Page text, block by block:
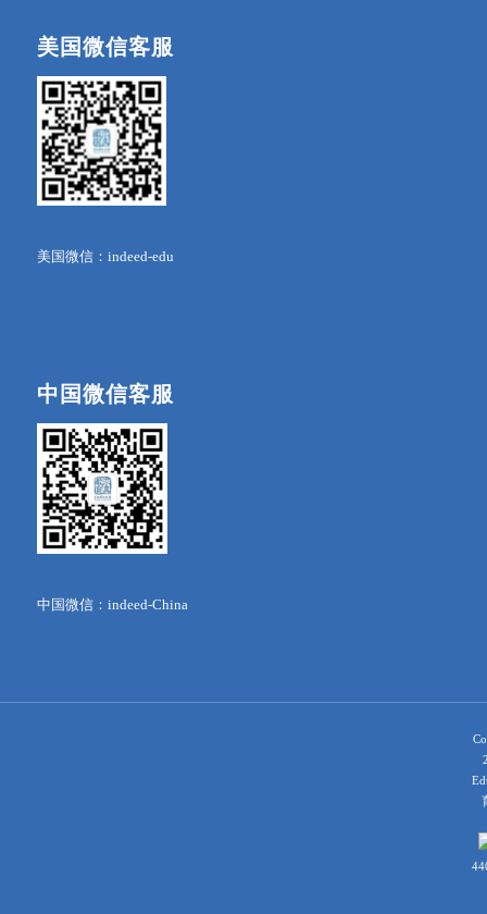
美国微信客服
美国微信：indeed-edu
中国微信客服
中国微信：indeed-China